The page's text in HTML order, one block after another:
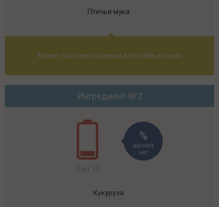
Птичья мука
Может быть использован для собак и кошек
Ингредиент №2
данных
нет
Кукуруза